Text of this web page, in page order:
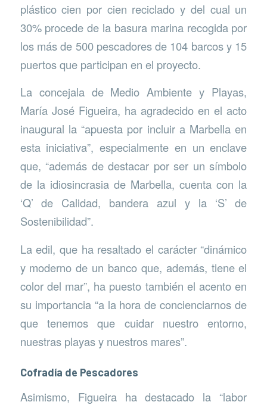
plástico cien por cien reciclado y del cual un
30% procede de la basura marina recogida por
los más de 500 pescadores de 104 barcos y 15
puertos que participan en el proyecto.
La concejala de Medio Ambiente y Playas,
María José Figueira, ha agradecido en el acto
inaugural la “apuesta por incluir a Marbella en
esta iniciativa”, especialmente en un enclave
que, “además de destacar por ser un símbolo
de la idiosincrasia de Marbella, cuenta con la
‘Q’ de Calidad, bandera azul y la ‘S’ de
Sostenibilidad”.
La edil, que ha resaltado el carácter “dinámico
y moderno de un banco que, además, tiene el
color del mar”, ha puesto también el acento en
su importancia “a la hora de concienciarnos de
que tenemos que cuidar nuestro entorno,
nuestras playas y nuestros mares”.
Cofradía de Pescadores
Asimismo, Figueira ha destacado la “labor